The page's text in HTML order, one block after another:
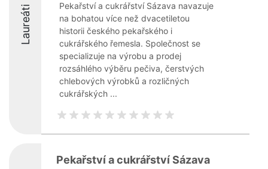
Laureáti
Pekařství a cukrářství Sázava navazuje
na bohatou více než dvacetiletou
historii českého pekařského i
cukrářského řemesla. Společnost se
specializuje na výrobu a prodej
rozsáhlého výběru pečiva, čerstvých
chlebových výrobků a rozličných
cukrářských ...
Pekařství a cukrářství Sázava